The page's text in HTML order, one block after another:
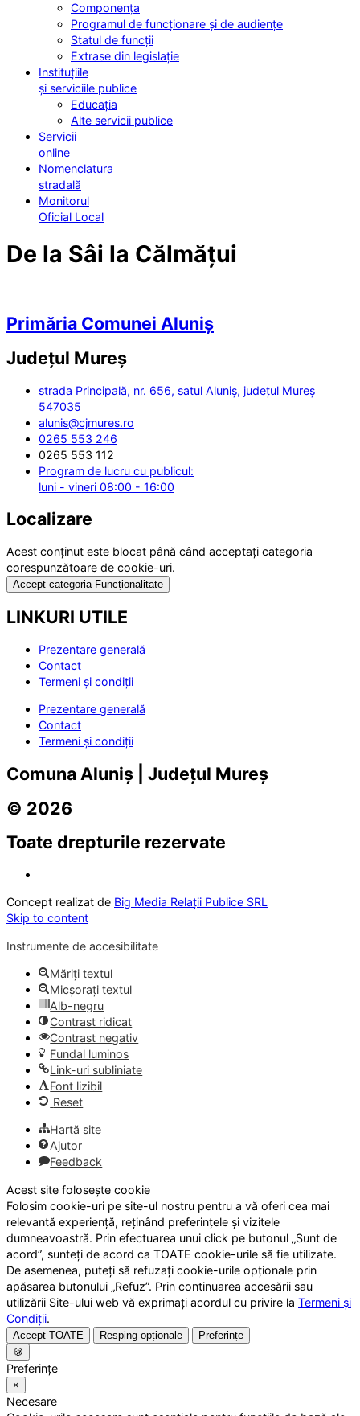
Componența
Programul de funcționare și de audiențe
Statul de funcții
Extrase din legislație
Instituțiile
și serviciile publice
Educația
Alte servicii publice
Servicii
online
Nomenclatura
stradală
Monitorul
Oficial Local
De la Sâi la Călmățui
Primăria Comunei Aluniș
Județul Mureș
strada Principală, nr. 656, satul Aluniș, județul Mureș
547035
alunis@cjmures.ro
0265 553 246
0265 553 112
Program de lucru cu publicul:
luni - vineri 08:00 - 16:00
Localizare
Acest conținut este blocat până când acceptați categoria
corespunzătoare de cookie-uri.
Accept categoria Funcționalitate
LINKURI UTILE
Prezentare generală
Contact
Termeni și condiții
Prezentare generală
Contact
Termeni și condiții
Comuna Aluniș | Județul Mureș
© 2026
Toate drepturile rezervate
Concept realizat de Big Media Relații Publice SRL
Skip to content
Instrumente de accesibilitate
Măriți textul
Micșorați textul
Alb-negru
Contrast ridicat
Contrast negativ
Fundal luminos
Link-uri subliniate
Font lizibil
Reset
Hartă site
Ajutor
Feedback
Acest site folosește cookie
Folosim cookie-uri pe site-ul nostru pentru a vă oferi cea mai
relevantă experiență, reținând preferințele și vizitele
dumneavoastră. Prin efectuarea unui click pe butonul „Sunt de
acord”, sunteți de acord ca TOATE cookie-urile să fie utilizate.
De asemenea, puteți să refuzați cookie-urile opționale prin
apăsarea butonului „Refuz”. Prin continuarea accesării sau
utilizării Site-ului web vă exprimați acordul cu privire la Termeni și
Condiții.
Accept TOATE Resping opționale
Preferințe
🍪
Preferințe
×
Necesare